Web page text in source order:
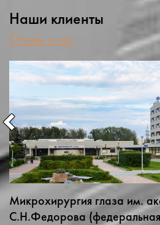
Наши клиенты
Отзывы о нас
Микрохирургия глаза им.
С.Н.Федорова (федеральная